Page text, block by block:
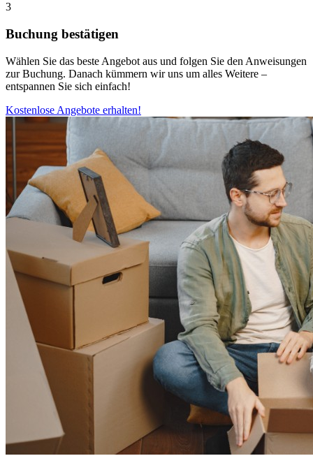
3
Buchung bestätigen
Wählen Sie das beste Angebot aus und folgen Sie den Anweisungen
zur Buchung. Danach kümmern wir uns um alles Weitere –
entspannen Sie sich einfach!
Kostenlose Angebote erhalten!